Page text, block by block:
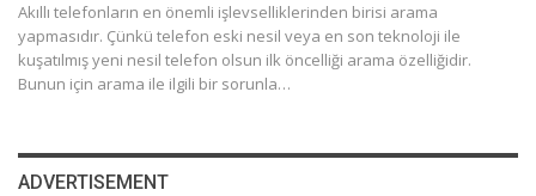
Akıllı telefonların en önemli işlevselliklerinden birisi arama
yapmasıdır. Çünkü telefon eski nesil veya en son teknoloji ile
kuşatılmış yeni nesil telefon olsun ilk öncelliği arama özelliğidir.
Bunun için arama ile ilgili bir sorunla…
ADVERTISEMENT